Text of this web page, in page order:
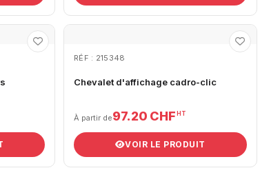
RÉF : 215348
Chevalet d'affichage cadro-clic
À partir de97.20 CHF HT
VOIR LE PRODUIT